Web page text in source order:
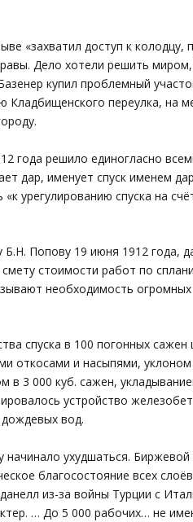
«захватил доступ к колодцу,
Дело хотели решить
купил проблемный
переулка, на
года решило единогласно
дар, именует спуск именем
урегулированию спуска на
Попову 19 июня 1912 года,
стоимости работ по
необходимость огромных
спуска в 100 погонных
откосами и насыпями,
в 3 000 куб. сажен,
устройство
дождевых вод.
ухудшаться.
благосостояние всех
из-за войны Турции с
… До 5 000 рабочих… не